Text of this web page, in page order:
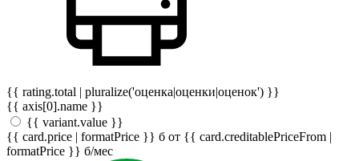
{{ rating.total | pluralize('оценка|оценки|оценок') }}
{{ axis[0].name }}
{{ variant.value }}
{{ card.price | formatPrice }} б от {{ card.creditablePriceFrom |
formatPrice }} б/мес